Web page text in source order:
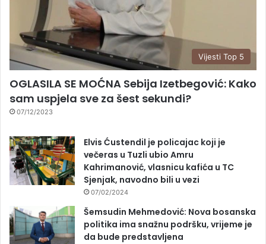
Vijesti Top 5
OGLASILA SE MOĆNA Sebija Izetbegović: Kako
sam uspjela sve za šest sekundi?
07/12/2023
Elvis Ćustendil je policajac koji je
večeras u Tuzli ubio Amru
Kahrimanović, vlasnicu kafića u TC
Sjenjak, navodno bili u vezi
07/02/2024
Šemsudin Mehmedović: Nova bosanska
politika ima snažnu podršku, vrijeme je
da bude predstavljena